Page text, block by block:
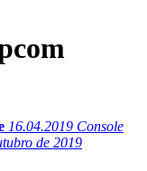
16.04.2019 Console
de 2019